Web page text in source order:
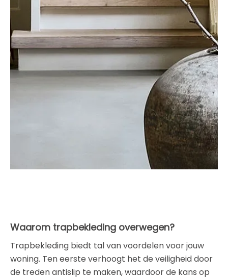
Waarom trapbekleding overwegen?
Trapbekleding biedt tal van voordelen voor jouw
woning. Ten eerste verhoogt het de veiligheid door
de treden antislip te maken, waardoor de kans op